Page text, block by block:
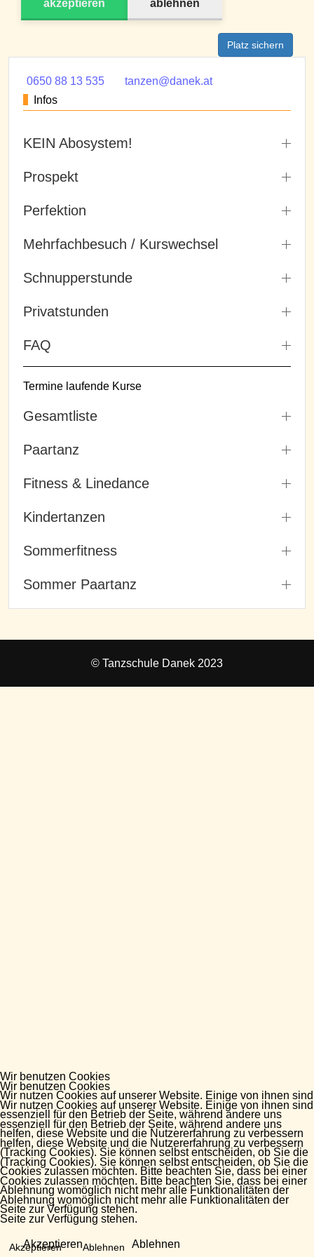
akzeptieren ablehnen
Wir benutzen Cookies
Wir nutzen Cookies auf unserer Website. Einige von ihnen sind
essenziell für den Betrieb der Seite, während andere uns
helfen, diese Website und die Nutzererfahrung zu verbessern
(Tracking Cookies). Sie können selbst entscheiden, ob Sie die
Cookies zulassen möchten. Bitte beachten Sie, dass bei einer
Ablehnung womöglich nicht mehr alle Funktionalitäten der
Seite zur Verfügung stehen.
Akzeptieren Ablehnen
Platz sichern
0650 88 13 535
tanzen@danek.at
Infos
KEIN Abosystem!
Prospekt
Perfektion
Mehrfachbesuch / Kurswechsel
Schnupperstunde
Privatstunden
FAQ
Termine laufende Kurse
Gesamtliste
Paartanz
Fitness & Linedance
Kindertanzen
Sommerfitness
Sommer Paartanz
© Tanzschule Danek 2023
Wir benutzen Cookies
Wir nutzen Cookies auf unserer Website. Einige von ihnen sind
essenziell für den Betrieb der Seite, während andere uns
helfen, diese Website und die Nutzererfahrung zu verbessern
(Tracking Cookies). Sie können selbst entscheiden, ob Sie die
Cookies zulassen möchten. Bitte beachten Sie, dass bei einer
Ablehnung womöglich nicht mehr alle Funktionalitäten der
Seite zur Verfügung stehen.
Akzeptieren Ablehnen